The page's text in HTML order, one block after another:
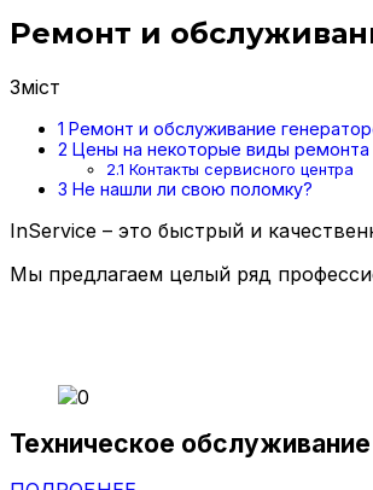
Ремонт и
Зміст
1 Ремонт и обслуживание
2 Цены на некоторые виды ремонта
2.1 Контакты сервисного центра
3 Не нашли ли свою поломку?
InService – это быстрый и
Мы предлагаем целый ряд
Техническое